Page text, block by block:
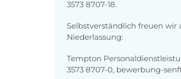
3573 8707-18.
Selbstverständlich freuen wir
Niederlassung:
Tempton
3573 8707-0, bewerbung-